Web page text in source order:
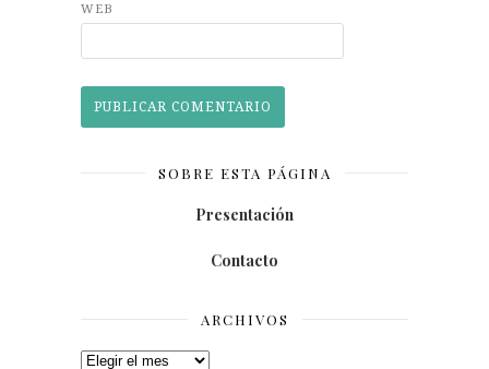
WEB
SOBRE ESTA PÁGINA
Presentación
Contacto
ARCHIVOS
Archivos